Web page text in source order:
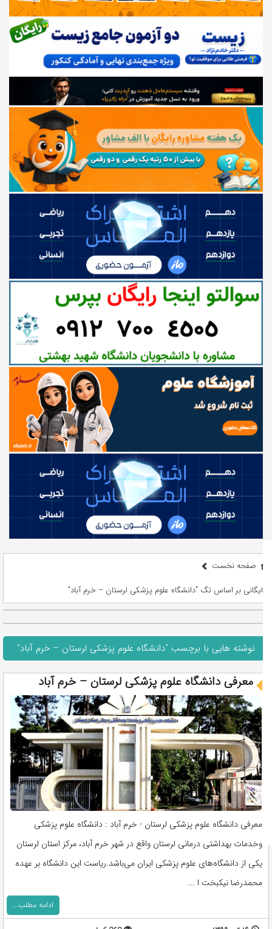
صفحه نخست
بایگانی بر اساس تگ "دانشگاه علوم پزشکی لرستان – خرم آباد"
نوشته هایی با برچسب "دانشگاه علوم پزشکی لرستان – خرم آباد"
معرفی دانشگاه علوم پزشکی لرستان – خرم آباد
معرفی دانشگاه علوم پزشکی لرستان - خرم آباد : دانشگاه علوم پزشکی
وخدمات بهداشتی درمانی لرستان واقع در شهر خرم آباد، مرکز استان لرستان
یکی از دانشگاه‌های علوم پزشکی ایران می‌باشد.ریاست این دانشگاه بر عهده
محمدرضا نیکبخت ا ...
ادامه مطلب...